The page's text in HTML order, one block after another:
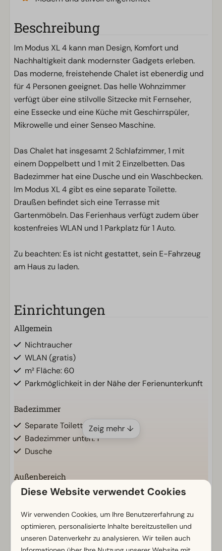
Beschreibung
Im Modus XL 4 kann man Design, Komfort und
Nachhaltigkeit dank modernster Gadgets erleben.
Das moderne, freistehende Chalet ist ebenerdig und
für 4 Personen geeignet. Das helle Wohnzimmer
verfügt über eine stilvolle Sitzecke mit Fernseher,
eine Essecke und eine Küche mit Geschirrspüler,
Mikrowelle und einer Senseo Maschine.
Das Chalet hat insgesamt 2 Schlafzimmer, 1 mit
einem Doppelbett und 1 mit 2 Einzelbetten. Das
Badezimmer hat eine Dusche und ein Waschbecken.
Im Modus XL 4 gibt es eine separate Toilette.
Draußen befindet sich eine Terrasse mit
Gartenmöbeln. Das Ferienhaus verfügt zudem über
kostenfreies WLAN und 1 Parkplatz für 1 Auto.
Zu beachten: Es ist nicht gestattet, sein E-Fahrzeug
am Haus zu laden.
Einrichtungen
Allgemein
Nichtraucher
WLAN (gratis)
m² Fläche: 60
Parkmöglichkeit in der Nähe der Ferienunterkunft
Badezimmer
Separate Toiletten: 1
Badezimmer unten: 1
Dusche
Außenbereich
Sonnenschirm
Garten
Gartenmöbel
Zeig mehr ↓
Diese Website verwendet Cookies
Wir verwenden Cookies, um Ihre Benutzererfahrung zu
optimieren, personalisierte Inhalte bereitzustellen und
unseren Datenverkehr zu analysieren. Wir teilen auch